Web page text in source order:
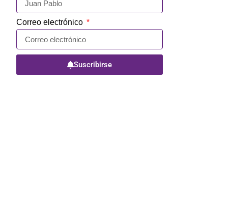
Correo electrónico
Suscribirse